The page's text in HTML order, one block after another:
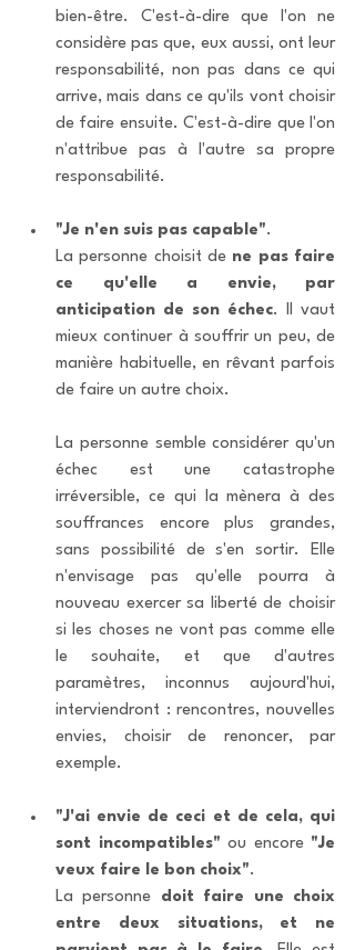
bien-être. C'est-à-dire que l'on ne
considère pas que, eux aussi, ont leur
responsabilité, non pas dans ce qui
arrive, mais dans ce qu'ils vont choisir
de faire ensuite. C'est-à-dire que l'on
n'attribue pas à l'autre sa propre
responsabilité.
"Je n'en suis pas capable".
La personne choisit de ne pas faire
ce qu'elle a envie, par
anticipation de son échec. Il vaut
mieux continuer à souffrir un peu, de
manière habituelle, en rêvant parfois
de faire un autre choix.
La personne semble considérer qu'un
échec est une catastrophe
irréversible, ce qui la mènera à des
souffrances encore plus grandes,
sans possibilité de s'en sortir. Elle
n'envisage pas qu'elle pourra à
nouveau exercer sa liberté de choisir
si les choses ne vont pas comme elle
le souhaite, et que d'autres
paramètres, inconnus aujourd'hui,
interviendront : rencontres, nouvelles
envies, choisir de renoncer, par
exemple.
"J'ai envie de ceci et de cela, qui
sont incompatibles" ou encore "Je
veux faire le bon choix".
La personne doit faire une choix
entre deux situations, et ne